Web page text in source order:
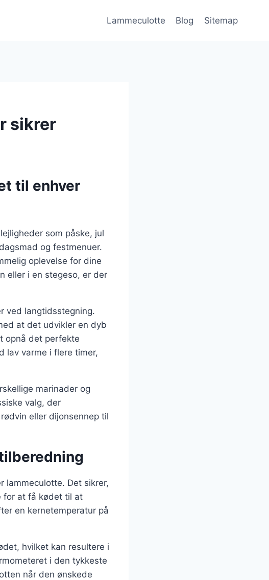
Lammeculotte Blog Sitemap
sikrer
til enhver
som påske, jul
og festmenuer.
oplevelse for dine
eller i en stegeso, er der
ved langtidsstegning.
at det udvikler en dyb
opnå det perfekte
lav varme i flere timer,
marinader og
valg, der
eller dijonsennep til
lammeculotte. Det sikrer,
for at få kødet til at
en kernetemperatur på
hvilket kan resultere i
i den tykkeste
når den ønskede